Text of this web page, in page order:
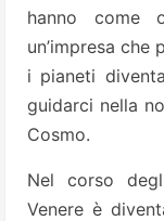
hanno come
un’impresa
i pianeti
guidarci nella
Cosmo.
Nel corso
Venere è